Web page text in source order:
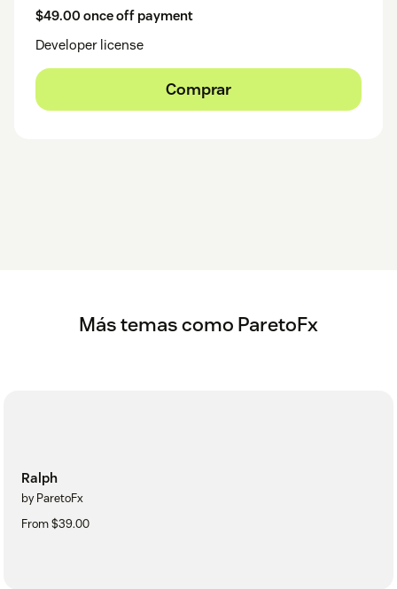
$49.00 once off payment
Developer license
Comprar
Más temas como ParetoFx
Ralph
by ParetoFx
From $39.00